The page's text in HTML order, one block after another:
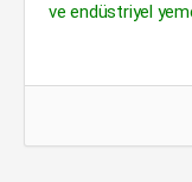
ve endüstriyel